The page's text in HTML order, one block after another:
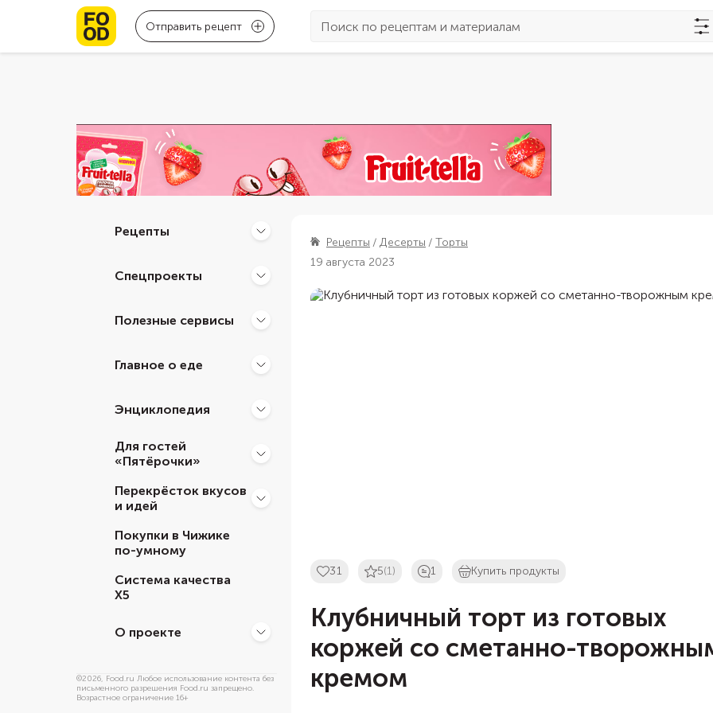
Отправить рецепт
Рецепты
Спецпроекты
Полезные сервисы
Главное о еде
Энциклопедия
Для гостей
«Пятёрочки»
Перекрёсток вкусов
и идей
Покупки в Чижике
по-умному
Система качества
Х5
О проекте
©2026, Food.ru Любое использование контента без
письменного разрешения Food.ru запрещено.
Возрастное ограничение 16+
Рецепты Десерты
Торты
19 августа 2023
31 5(1) 1 Купить продукты
Клубничный торт из готовых
коржей со сметанно-
кремом